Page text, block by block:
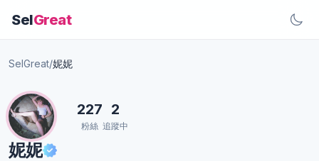
SelGreat
SelGreat/妮妮
妮妮
227
粉絲
2
追蹤中